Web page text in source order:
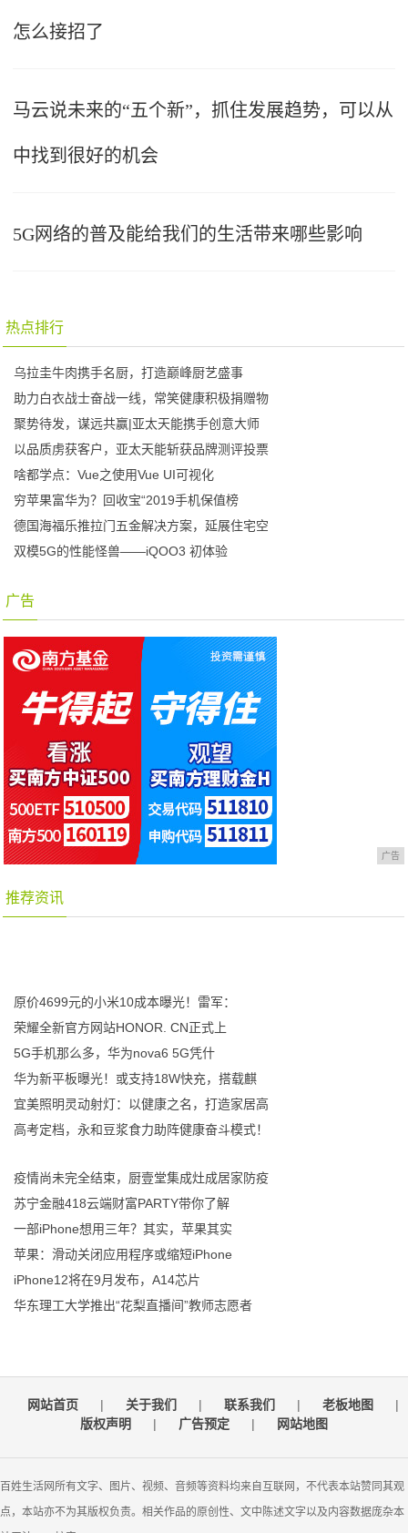
怎么接招了
马云说未来的“五个新”，抓住发展趋势，可以从
中找到很好的机会
5G网络的普及能给我们的生活带来哪些影响
热点排行
乌拉圭牛肉携手名厨，打造巅峰厨艺盛事
助力白衣战士奋战一线，常笑健康积极捐赠物
聚势待发，谋远共赢|亚太天能携手创意大师
以品质虏获客户，亚太天能斩获品牌测评投票
啥都学点：Vue之使用Vue UI可视化
穷苹果富华为？回收宝“2019手机保值榜
德国海福乐推拉门五金解决方案，延展住宅空
双模5G的性能怪兽——iQOO3 初体验
广告
广告
推荐资讯
原价4699元的小米10成本曝光！雷军：
荣耀全新官方网站HONOR. CN正式上
5G手机那么多，华为nova6 5G凭什
华为新平板曝光！或支持18W快充，搭载麒
宜美照明灵动射灯：以健康之名，打造家居高
高考定档，永和豆浆食力助阵健康奋斗模式！
疫情尚未完全结束，厨壹堂集成灶成居家防疫
苏宁金融418云端财富PARTY带你了解
一部iPhone想用三年？其实，苹果其实
苹果：滑动关闭应用程序或缩短iPhone
iPhone12将在9月发布，A14芯片
华东理工大学推出“花梨直播间”教师志愿者
网站首页 | 关于我们 | 联系我们 | 老板地图
|
版权声明
| 广告预定 | 网站地图
百姓生活网所有文字、图片、视频、音频等资料均来自互联网，不代表本站赞同其观
点，本站亦不为其版权负责。相关作品的原创性、文中陈述文字以及内容数据庞杂本